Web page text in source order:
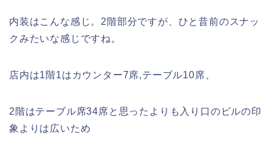
内装はこんな感じ。2階部分ですが、ひと昔前のスナッ
クみたいな感じですね。
店内は1階1はカウンター7席,テーブル10席、
2階はテーブル席34席と思ったよりも入り口のビルの印
象よりは広いため